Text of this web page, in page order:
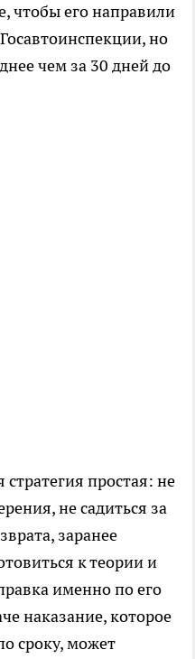
чтобы его направили
но
чем за 30 дней до
простая: не
не садиться за
заранее
к теории и
именно по его
наказание, которое
сроку, может